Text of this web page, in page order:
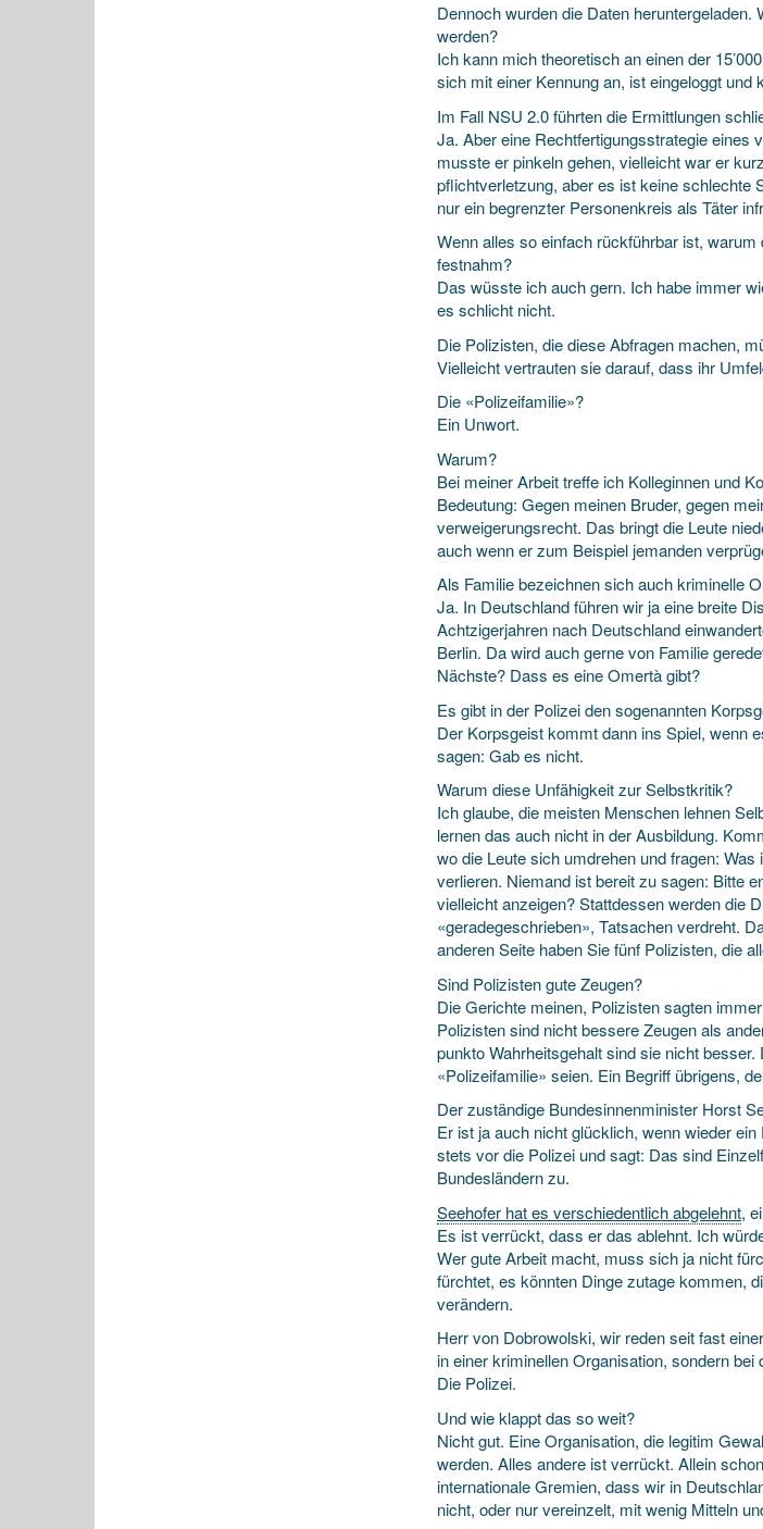
Dennoch wurden die Daten
werden?
Ich kann mich theoretisch an einen der
sich mit einer Kennung an, ist eingeloggt
Im Fall NSU 2.0 führten die Ermittlungen
Ja. Aber eine Rechtfertigungs­strategie eines
musste er pinkeln gehen, vielleicht war er
pflicht­verletzung, aber es ist keine schlechte
nur ein begrenzter Personen­kreis als Täter
Wenn alles so einfach rückführbar ist,
festnahm?
Das wüsste ich auch gern. Ich habe immer
es schlicht nicht.
Die Polizisten, die diese Abfragen machen,
Vielleicht vertrauten sie darauf, dass ihr
Die «Polizeifamilie»?
Ein Unwort.
Warum?
Bei meiner Arbeit treffe ich Kolleginnen und
Bedeutung: Gegen meinen Bruder, gegen
verweigerungs­recht. Das bringt die Leute
auch wenn er zum Beispiel jemanden
Als Familie bezeichnen sich auch kriminelle
Ja. In Deutschland führen wir ja eine breite
Achtziger­jahren nach Deutschland
Berlin. Da wird auch gerne von Familie
Nächste? Dass es eine Omertà gibt?
Es gibt in der Polizei den sogenannten
Der Korpsgeist kommt dann ins Spiel, wenn
sagen: Gab es nicht.
Warum diese Unfähigkeit zur Selbstkritik?
Ich glaube, die meisten Menschen lehnen
lernen das auch nicht in der Ausbildung.
wo die Leute sich umdrehen und fragen:
verlieren. Niemand ist bereit zu sagen: Bitte
vielleicht anzeigen? Stattdessen werden die
«gerade­geschrieben», Tatsachen verdreht.
anderen Seite haben Sie fünf Polizisten, die
Sind Polizisten gute Zeugen?
Die Gerichte meinen, Polizisten sagten
Polizisten sind nicht bessere Zeugen als
punkto Wahrheits­gehalt sind sie nicht
«Polizei­familie» seien. Ein Begriff übrigens,
Der zuständige Bundes­innen­minister Horst
Er ist ja auch nicht glücklich, wenn wieder
stets vor die Polizei und sagt: Das sind
Bundesländern zu.
Seehofer hat es verschiedentlich abgelehnt,
Es ist verrückt, dass er das ablehnt. Ich
Wer gute Arbeit macht, muss sich ja nicht
fürchtet, es könnten Dinge zutage kommen,
verändern.
Herr von Dobrowolski, wir reden seit fast
in einer kriminellen Organisation, sondern
Die Polizei.
Und wie klappt das so weit?
Nicht gut. Eine Organisation, die legitim
werden. Alles andere ist verrückt. Allein
inter­nationale Gremien, dass wir in
nicht, oder nur vereinzelt, mit wenig Mitteln